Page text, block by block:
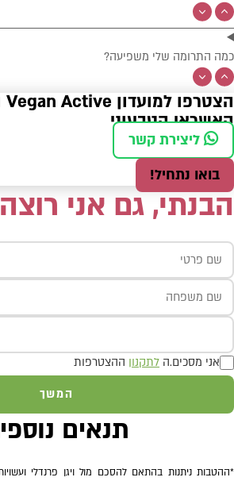
כמה התרומה שלי משפיעה?
האשראי הטבעוני
ליצירת קשר
בואו נתחיל!
הבנתי, גם אני
אני מסכים.ה לתקנון ההצטרפות
המשך
תנאים
*ההטבות ניתנות בהתאם להסכם מול ויגן פרנדלי